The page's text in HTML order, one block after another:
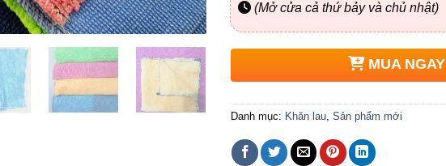
(Mở cửa cả thứ bảy và chủ nhật)
MUA NGAY
Danh mục: Khăn lau, Sản phẩm mới